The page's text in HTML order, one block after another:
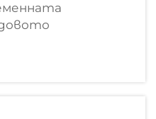
и изключително
метър от